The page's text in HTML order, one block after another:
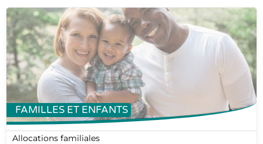
FAMILLES ET ENFANTS
Allocations familiales